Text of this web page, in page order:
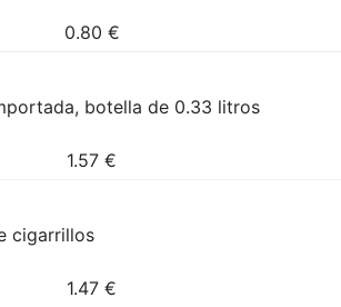
0.80 €
botella de 0.33 litros
1.57 €
cigarrillos
1.47 €